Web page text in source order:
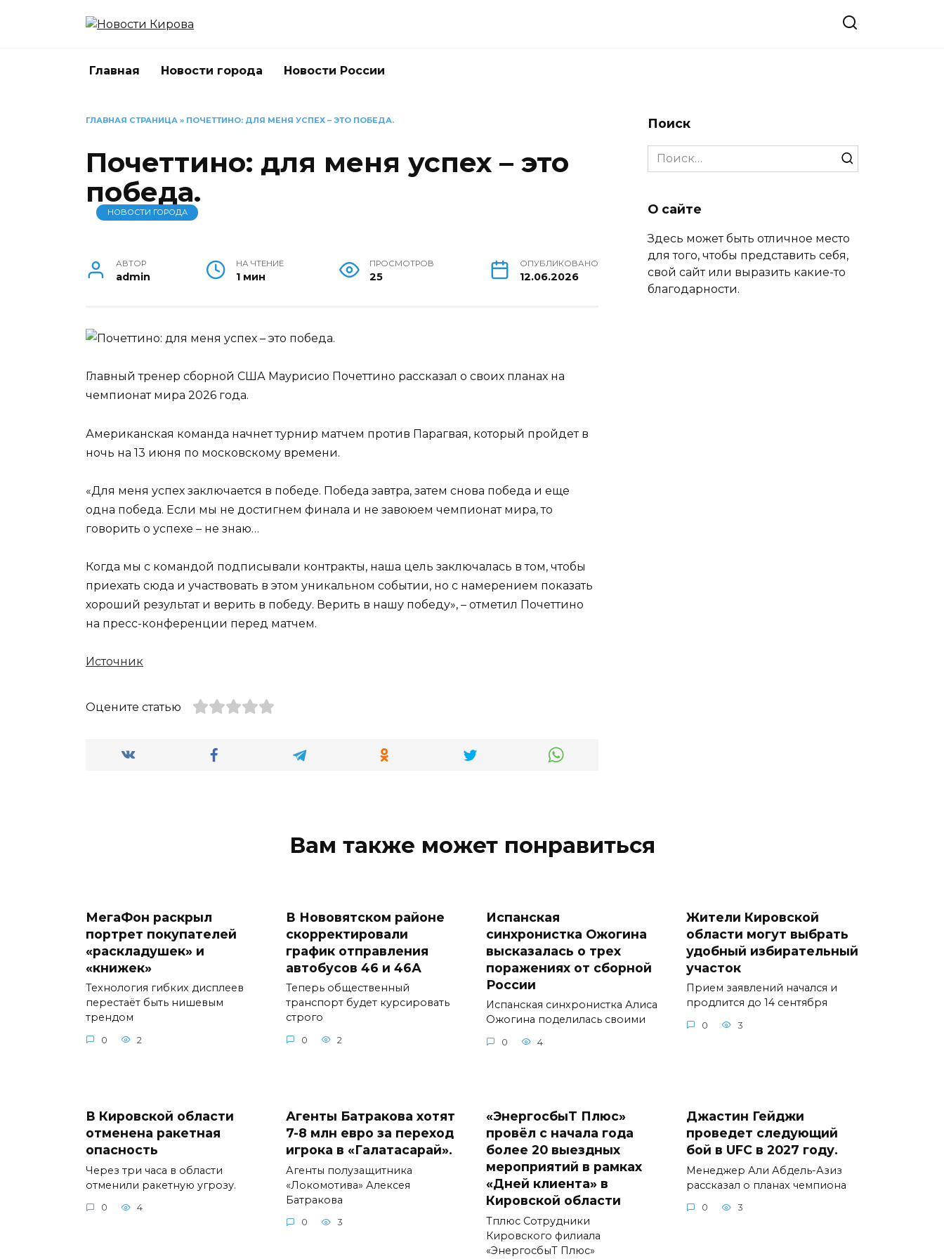
Главная Новости города Новости России
ГЛАВНАЯ СТРАНИЦА » ПОЧЕТТИНО: ДЛЯ МЕНЯ УСПЕХ – ЭТО ПОБЕДА.
Почеттино: для меня успех – это
победа.
НОВОСТИ ГОРОДА
АВТОР
admin
НА ЧТЕНИЕ
1 мин
ПРОСМОТРОВ
25
ОПУБЛИКОВАНО
12.06.2026
Главный тренер сборной США Маурисио Почеттино рассказал о своих планах на
чемпионат мира 2026 года.
Американская команда начнет турнир матчем против Парагвая, который пройдет в
ночь на 13 июня по московскому времени.
«Для меня успех заключается в победе. Победа завтра, затем снова победа и еще
одна победа. Если мы не достигнем финала и не завоюем чемпионат мира, то
говорить о успехе – не знаю…
Когда мы с командой подписывали контракты, наша цель заключалась в том, чтобы
приехать сюда и участвовать в этом уникальном событии, но с намерением показать
хороший результат и верить в победу. Верить в нашу победу», – отметил Почеттино
на пресс-конференции перед матчем.
Источник
Оцените статью
Поиск
Search
for:
О сайте
Здесь может быть отличное место
для того, чтобы представить себя,
свой сайт или выразить какие-то
благодарности.
Вам также может понравиться
МегаФон раскрыл
портрет покупателей
«раскладушек» и
«книжек»
Технология гибких дисплеев
перестаёт быть нишевым
трендом
0 2
В Нововятском районе
скорректировали
график отправления
автобусов 46 и 46А
Теперь общественный
транспорт будет курсировать
строго
0 2
Испанская
синхронистка Ожогина
высказалась о трех
поражениях от сборной
России
Испанская синхронистка Алиса
Ожогина поделилась своими
0 4
Жители Кировской
области могут выбрать
удобный избирательный
участок
Прием заявлений начался и
продлится до 14 сентября
0 3
В Кировской области
отменена ракетная
опасность
Через три часа в области
отменили ракетную угрозу.
0 4
Агенты Батракова хотят
7-8 млн евро за переход
игрока в «Галатасарай».
Агенты полузащитника
«Локомотива» Алексея
Батракова
0 3
«ЭнергосбыТ Плюс»
провёл с начала года
более 20 выездных
мероприятий в рамках
«Дней клиента» в
Кировской области
Тплюс Сотрудники
Кировского филиала
«ЭнергосбыТ Плюс»
Джастин Гейджи
проведет следующий
бой в UFC в 2027 году.
Менеджер Али Абдель-Азиз
рассказал о планах чемпиона
0 3